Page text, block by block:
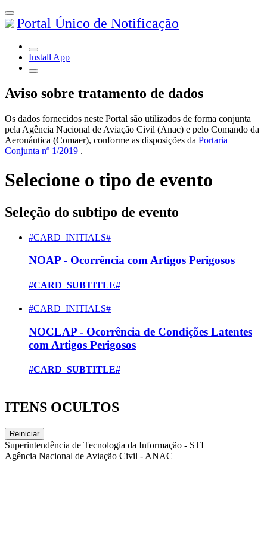
Portal Único de Notificação
Install App
Aviso sobre tratamento de dados
Os dados fornecidos neste Portal são utilizados de forma conjunta
pela Agência Nacional de Aviação Civil (Anac) e pelo Comando da
Aeronáutica (Comaer), conforme as disposições da Portaria
Conjunta nº 1/2019 .
Selecione o tipo de evento
Seleção do subtipo de evento
#CARD_INITIALS#
NOAP - Ocorrência com Artigos Perigosos
#CARD_SUBTITLE#
#CARD_INITIALS#
NOCLAP - Ocorrência de Condições Latentes
com Artigos Perigosos
#CARD_SUBTITLE#
ITENS OCULTOS
Reiniciar
Superintendência de Tecnologia da Informação - STI
Agência Nacional de Aviação Civil - ANAC